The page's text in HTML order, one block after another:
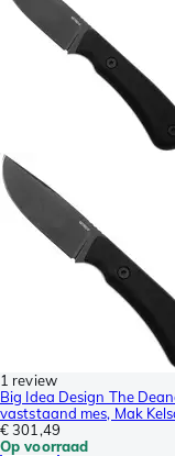
1 review
Big Idea Design The
vaststaand mes, Mak
€ 301,49
Op voorraad